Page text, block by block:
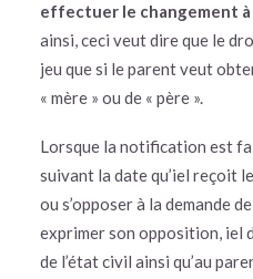
effectuer le changement à
ainsi, ceci veut dire que le
jeu que si le parent veut
« mère » ou de « père ».
Lorsque la notification est
suivant la date qu’iel reçoit
ou s’opposer à la demande
exprimer son opposition, iel
de l’état civil ainsi qu’au